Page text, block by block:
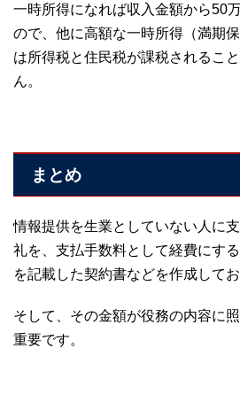
一時所得になれば収入金額から50
ので、他に高額な一時所得（満期
は所得税と住民税が課税されるこ
ん。
まとめ
情報提供を生業としていない人に
礼を、支払手数料として経費にす
を記載した契約書などを作成してお
そして、その金額が役務の内容に
重要です。